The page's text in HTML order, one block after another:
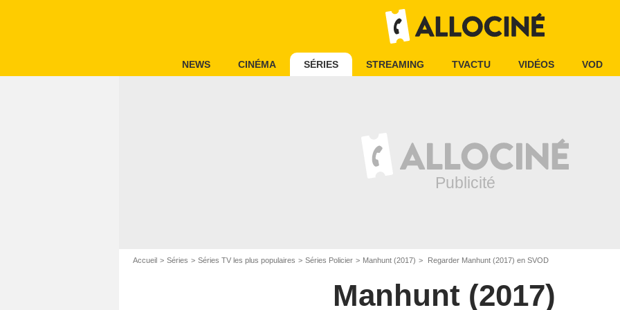
NEWS CINÉMA SÉRIES STREAMING TVACTU VIDÉOS VOD
Accueil Séries Séries TV les plus populaires Séries Policier Manhunt (2017) Regarder Manhunt (2017) en SVOD
Manhunt (2017)